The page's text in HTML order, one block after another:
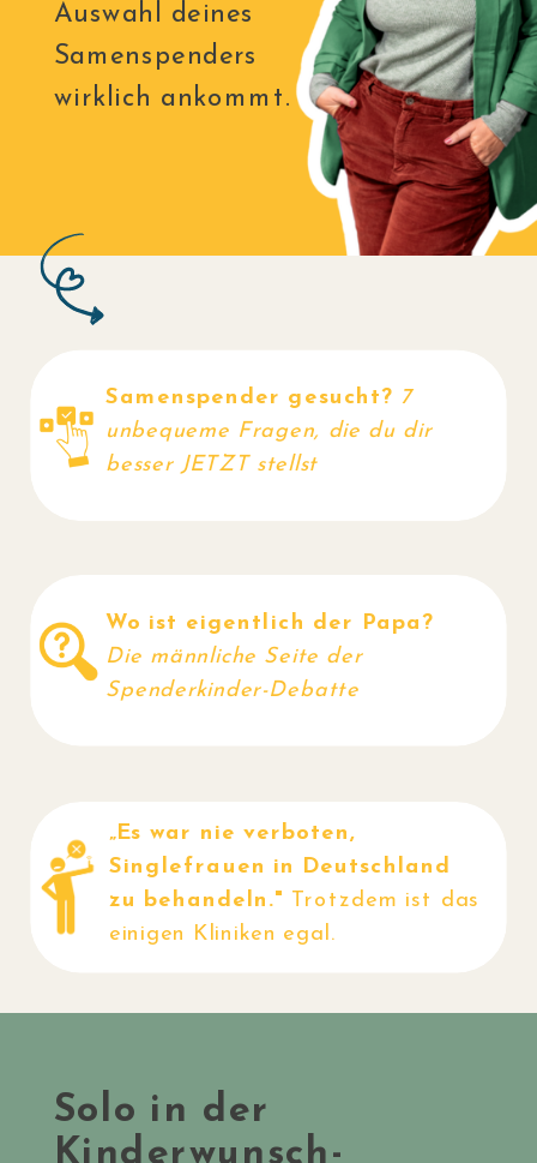
Auswahl deines
Samenspenders
wirklich ankommt.
JETZT
LESEN
Samenspender gesucht? 7
unbequeme Fragen, die du dir
besser JETZT stellst
„Es war nie verboten,
Singlefrauen in Deutschland
zu behandeln." Trotzdem ist das
einigen Kliniken egal.
Wo ist eigentlich der Papa?
Die männliche Seite der
Spenderkinder-Debatte
Solo in der
Kinderwunsch-